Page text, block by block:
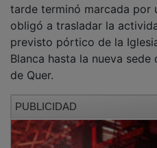
Lejos de deslucir la velada,
reforzar el ambiente